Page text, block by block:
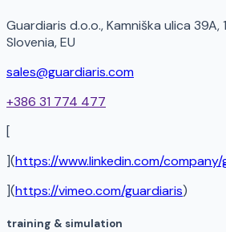
Guardiaris d.o.o., Kamniška ulica 39A,
Slovenia, EU
sales@guardiaris.com
+386 31 774 477
[
](https://www.linkedin.com/company/
](https://vimeo.com/guardiaris)
training & simulation